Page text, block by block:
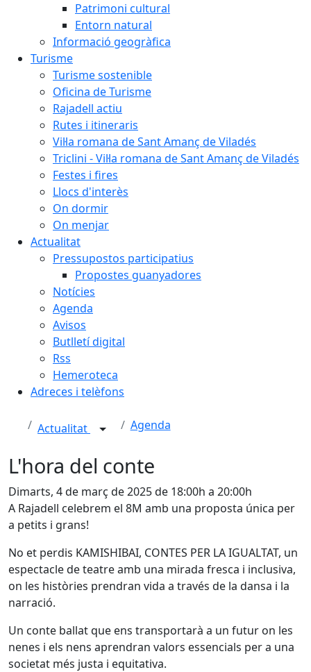
Patrimoni cultural
Entorn natural
Informació geogràfica
Turisme
Turisme sostenible
Oficina de Turisme
Rajadell actiu
Rutes i itineraris
Vil·la romana de Sant Amanç de Viladés
Triclini - Vil·la romana de Sant Amanç de Viladés
Festes i fires
Llocs d'interès
On dormir
On menjar
Actualitat
Pressupostos participatius
Propostes guanyadores
Notícies
Agenda
Avisos
Butlletí digital
Rss
Hemeroteca
Adreces i telèfons
Actualitat Agenda
L'hora del conte
Dimarts, 4 de març de 2025 de 18:00h a 20:00h
A Rajadell celebrem el 8M amb una proposta única per
a petits i grans!
No et perdis KAMISHIBAI, CONTES PER LA IGUALTAT, un
espectacle de teatre amb una mirada fresca i inclusiva,
on les històries prendran vida a través de la dansa i la
narració.
Un conte ballat que ens transportarà a un futur on les
nenes i els nens aprendran valors essencials per a una
societat més justa i equitativa.